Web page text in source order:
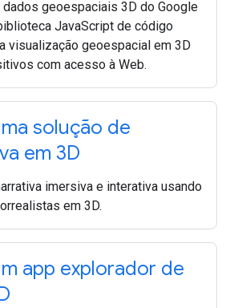
dados geoespaciais 3D do Google
JavaScript de código
visualização geoespacial em 3D
com acesso à Web.
solução de
em 3D
imersiva e interativa usando
em 3D.
app explorador de